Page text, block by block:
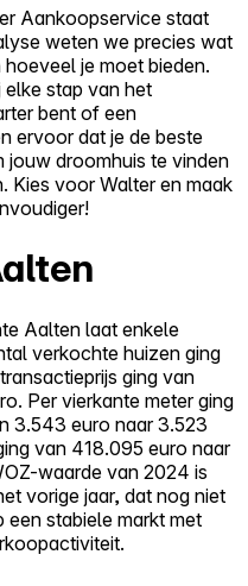
Aankoopservice staat
weten we precies wat
je moet bieden.
elke stap van het
bent of een
ervoor dat je de beste
jouw droomhuis te vinden
Kies voor Walter en maak
Aalten laat enkele
verkochte huizen ging
ging van
Per vierkante meter ging
3.543 euro naar 3.523
van 418.095 euro naar
waarde van 2024 is
vorige jaar, dat nog niet
een stabiele markt met